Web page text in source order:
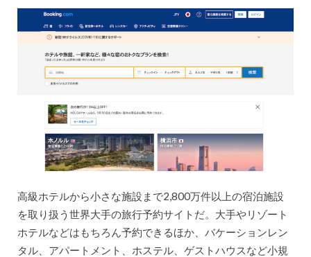
高級ホテルから小さな施設まで2,800万件以上の宿泊施設
を取り扱う世界大手の旅行予約サイトだ。大手やリゾート
ホテルなどはもちろん予約できるほか、バケーションレン
タル、アパートメント、ホステル、ゲストハウスなど小規